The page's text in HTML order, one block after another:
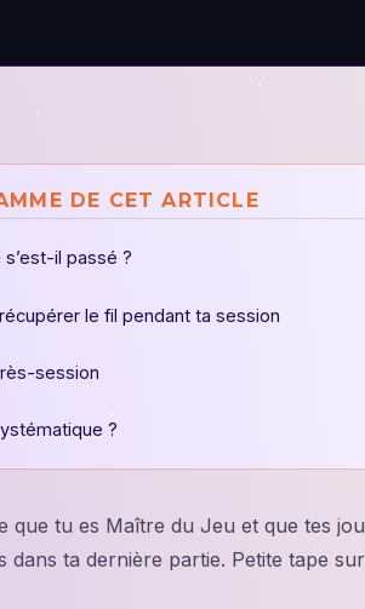
DE CET ARTICLE
il passé ?
le fil pendant ta session
session
?
que tu es Maître du Jeu et que tes
dans ta dernière partie. Petite tape